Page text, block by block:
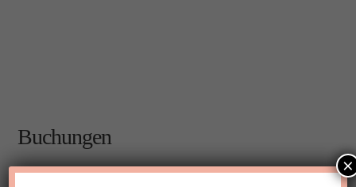
Buchungen
Buchungen sind für diese Veranstaltung nicht mehr
×